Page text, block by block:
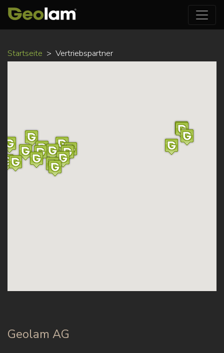
Startseite Vertriebspartner
Geolam AG